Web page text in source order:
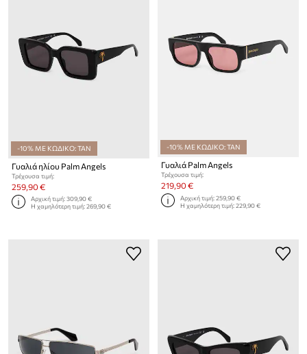
-10% ΜΕ ΚΩΔΙΚΟ: TAN
Γυαλιά ηλίου Palm Angels
Τρέχουσα τιμή:
259,90 €
Αρχική τιμή:309,90 €
Η χαμηλότερη τιμή:269,90 €
-10% ΜΕ ΚΩΔΙΚΟ: TAN
Γυαλιά Palm Angels
Τρέχουσα τιμή:
219,90 €
Αρχική τιμή:259,90 €
Η χαμηλότερη τιμή:229,90 €